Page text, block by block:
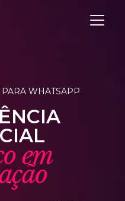
WHATSAPP
ÊNCIA
CIAL
o em
ção